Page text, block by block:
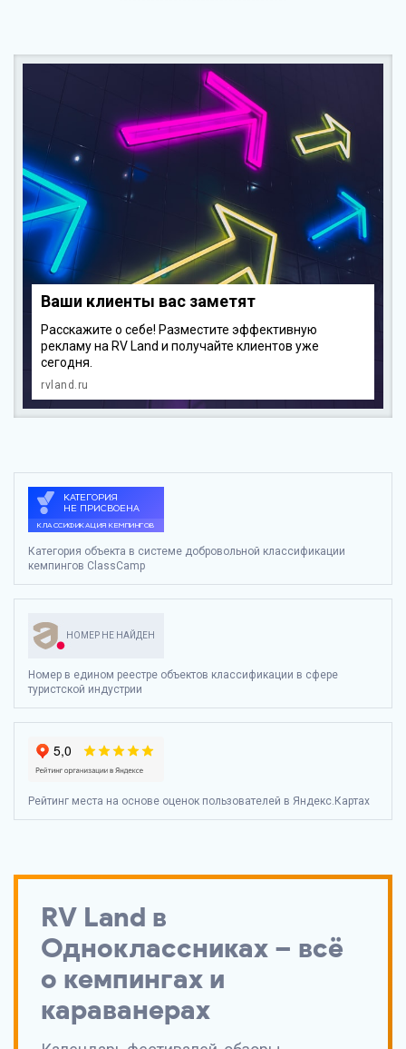
Ваши клиенты вас заметят
Расскажите о себе! Разместите эффективную
рекламу на RV Land и получайте клиентов уже
сегодня.
rvland.ru
Категория объекта в системе добровольной классификации
кемпингов ClassCamp
НОМЕР НЕ НАЙДЕН
Номер в едином реестре объектов классификации в сфере
туристской индустрии
Рейтинг места на основе оценок пользователей в Яндекс.Картах
RV Land в
Одноклассниках – всё
о кемпингах и
караванерах